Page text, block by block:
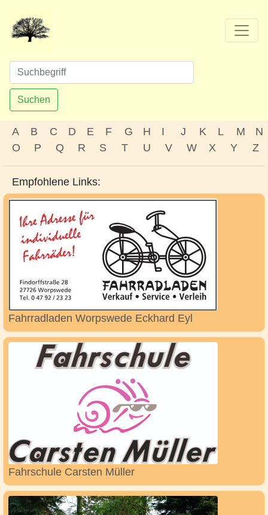
Suchen
A B C D E F G H I J K L M
N
O
P Q R S T U V W X Y Z
Empfohlene Links:
Fahrradladen Worpswede Eckhard Eyl
Fahrschule Carsten Müller